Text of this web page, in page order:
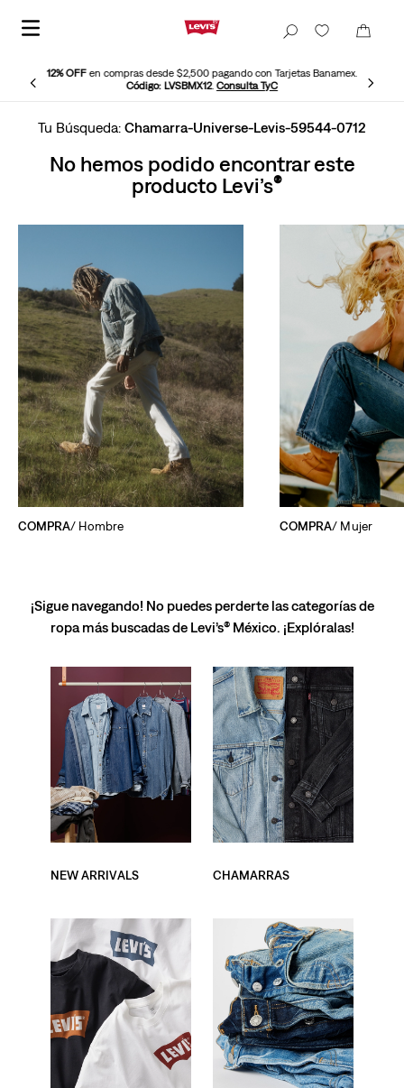
12% OFFen compras desde $2,500 pagando con Tarjetas Banamex.
Código: LVSBMX12. Consulta TyC
Chamarra-Universe-Levis-59544-0712
No hemos podido encontrar este
producto Levi’s
COMPRA/ Hombre COMPRA/ Mujer
¡Sigue navegando! No puedes perderte las categorías de
ropa más buscadas de Levi’s® México. ¡Explóralas!
NEW ARRIVALS CHAMARRAS